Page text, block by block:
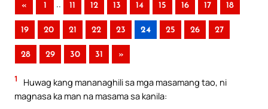
« 1 .. 11 12 13 14 15 16 17 18
19 20 21 22 23 24 25 26 27
28 29 30 31 »
1
Huwag kang mananaghili sa mga masamang tao, ni
magnasa ka man na masama sa kanila: